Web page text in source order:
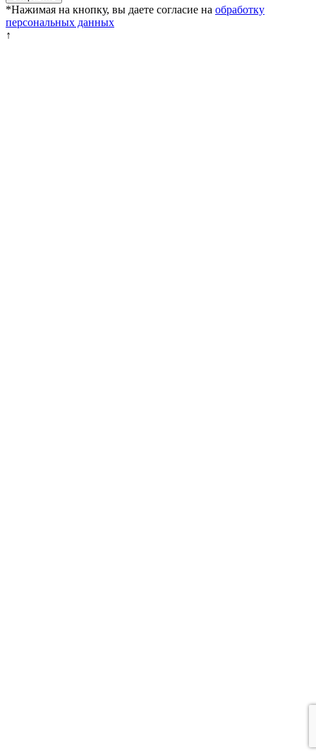
*Нажимая на кнопку, вы даете согласие на обработку
персональных данных
↑